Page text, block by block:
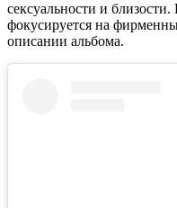
сексуальности и
фокусируется на
описании альбома.